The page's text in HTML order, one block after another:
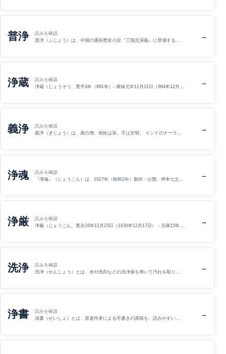
普浄
読みを確認
普浄（ふじょう）は、中国の通俗歴史小説『三国志演義』に登場する…
→
浄蔵
読みを確認
浄蔵（じょうぞう、寛平3年（891年）- 康保元年11月21日（964年12月…
→
義浄
読みを確認
義浄（ぎじょう）は、唐の僧。俗姓は張。字は文明。 インドのナーラ…
→
浄魂
読みを確認
『淨魂』（じょうこん）は、1927年（昭和2年）製作・公開、押本七之…
→
浄厳
読みを確認
浄厳（じょうごん、寛永16年11月23日（1639年12月17日） - 元禄15年…
→
洗浄
読みを確認
洗浄（せんじょう）とは、水や洗剤などの洗浄液を用いて汚れを取り…
→
浄書
読みを確認
清書（せいしょ）とは、原著作者による手書きの原稿を、読みやすい…
→